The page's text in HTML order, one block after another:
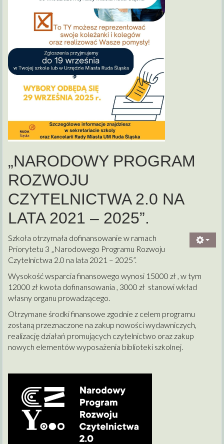
„NARODOWY PROGRAM
ROZWOJU
CZYTELNICTWA 2.0 NA
LATA 2021 – 2025”.
Szkoła otrzymała dofinansowanie w ramach
Priorytetu 3 „Narodowego Programu Rozwoju
Czytelnictwa 2.0 na lata 2021 – 2025”.
Wysokość wsparcia finansowego wynosi 15000 zł , w tym
12000 zł kwota dofinansowania , 3000 zł stanowi wkład
własny organu prowadzącego.
Otrzymane środki finansowe zgodnie z celem programu
zostaną przeznaczone na zakup nowości wydawniczych,
realizację działań promujących czytelnictwo oraz zakup
nowych elementów wyposażenia biblioteki szkolnej.